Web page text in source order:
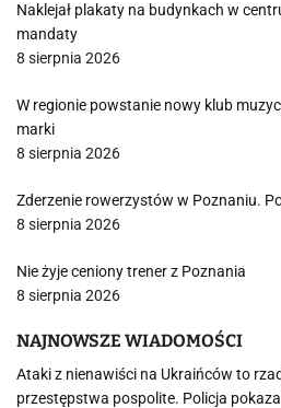
Naklejał plakaty na budynkach w
mandaty
8 sierpnia 2026
W regionie powstanie nowy klub
marki
8 sierpnia 2026
Zderzenie rowerzystów w Poznaniu.
8 sierpnia 2026
Nie żyje ceniony trener z Poznania
8 sierpnia 2026
NAJNOWSZE WIADOMOŚCI
Ataki z nienawiści na Ukraińców to
przestępstwa pospolite. Policja